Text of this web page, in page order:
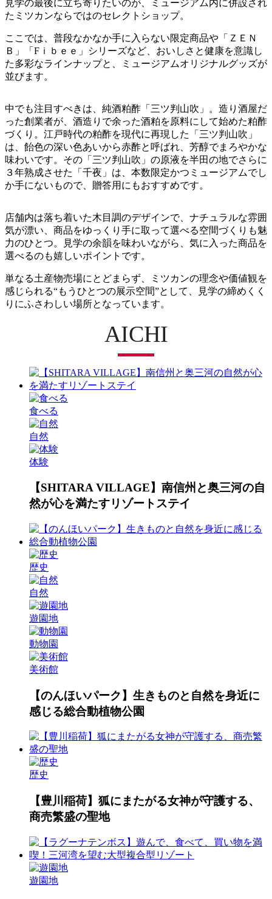
見学の最後に立ち寄りたいのが、ミュージアム内に併設され
たミツカンならではのセレクトショップ。
ここでは、普段なかなか手に入らない限定商品や「ＺＥＮ
Ｂ」「Fｉｂｅｅ」シリーズなど、おいしさと健康を意識し
た多彩なラインナップと、ミュージアムオリジナルグッズが
並びます。
中でも注目すべきは、純酒粕酢「三ツ判山吹」。造り酒屋だ
った創業者が、酒造りで余った酒粕を原料にして始めた粕酢
づくり。江戸時代の粕酢を現代に再現した「三ツ判山吹」
は、飴色の深い色あいから赤酢と呼ばれ、芳醇でまろやかな
味わいです。その「三ツ判山吹」の原液を半田の地でさらに
３年熟成させた「千夜」は、本数限定かつミュージアムでし
か手にないもので、贈答用にもおすすめです。
店舗内は落ち着いた木目調のデザインで、ナチュラルな雰囲
気が漂い、商品をゆっくり手に取って選べる空間づくりも魅
力のひとつ。見学の余韻を味わいながら、気に入った商品を
選べるのも嬉しいポイントです。
単なる土産物売場にとどまらず、ミツカンの理念や価値観を
感じられる“もうひとつの展示空間”として、見学の締めくく
りにふさわしい場所となっています。
AICHI
西条園 あいや本店
元祖 鯱もなか本店
STUDIO 894
わんわん動物園
東谷山フルーツパーク
あいち航空ミュージアム
豊川稲荷
刈谷ハイウェイオアシス
志段味古墳群歴史の里
鞍ケ池公園
MIZKAN MUSEUM
茶臼山高原
INAXライブミュージアム
あいち朝日遺跡ミュージアム
両口屋是清 八事店
宮きしめん 神宮店
八事山興正寺
SHITARA VILLAGE
トヨタ産業技術記念館
足助（香嵐渓）
愛知こどもの国
竹島水族館
日間賀島
半田赤レンガ建物
安城産業文化公園デンパーク
のんほいパーク（豊橋総合動植物園）
トヨタ博物館
豊田市博物館
レゴランド®・ジャパン・リゾート
南知多ビーチランド
野外民族博物館リトルワールド
お菓子の城
木曽川鵜飼遊覧
日本モンキーパーク
徳川園
佐久島
名古屋港水族館
東山動植物園
豊田市美術館
カクキュー八丁味噌（八丁味噌の郷）
大須商店街
ラグーナテンボス
矢場とん 矢場町本店
味仙 矢場店
名古屋城
熱田神宮
博物館 明治村
豊田おいでんまつり
犬山城
あつた蓬莱軒 本店
食べる
自然
体験
【SHITARA VILLAGE】南信州と奥三河の自
然が心を満たすリゾートステイ
歴史
自然
遊園地
動物園
美術館
【のんほいパーク】生きものと自然を身近に
感じる総合動植物公園
歴史
【豊川稲荷】狐にまたがる女神が守護する、
商売繁盛の聖地
遊園地